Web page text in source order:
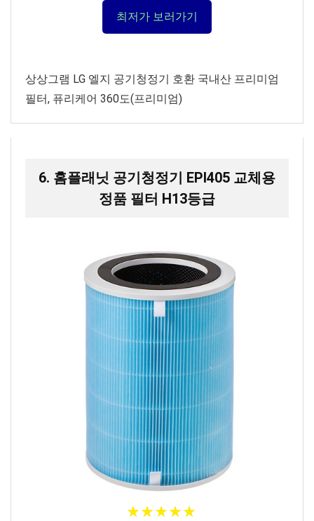
최저가 보러가기
상상그램 LG 엘지 공기청정기 호환 국내산 프리미엄
필터, 퓨리케어 360도(프리미엄)
6. 홈플래닛 공기청정기 EPI405 교체용
정품 필터 H13등급
★★★★★
★★★★★